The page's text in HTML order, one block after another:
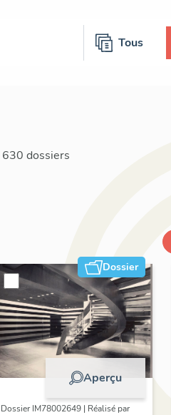
Tous
630 dossiers
Dossier
Aperçu
Dossier IM78002649 | Réalisé par